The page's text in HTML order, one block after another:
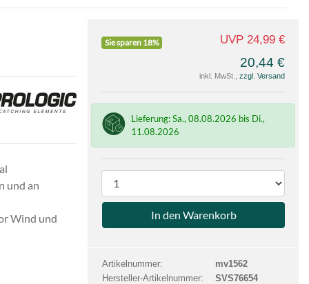
und an
Wind und
Sie sparen 18% UVP 24,99 €
20,44 €
inkl. MwSt., zzgl. Versand
Lieferung: Sa., 08.08.2026 bis Di.,
11.08.2026
r
d
k
t
Artikelnummer:
mv1562
Hersteller-Artikelnummer:
SVS76654